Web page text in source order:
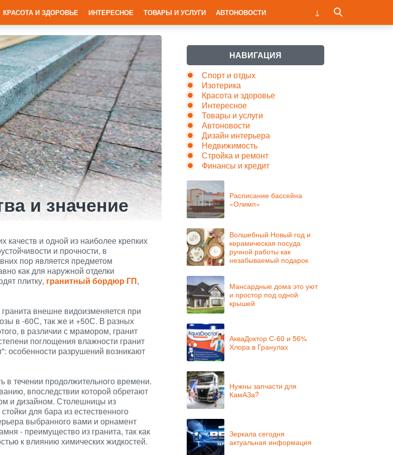
КРАСОТА И ЗДОРОВЬЕ ИНТЕРЕСНОЕ ТОВАРЫ И УСЛУГИ АВТОНОВОСТИ
и значение
качеств и одной из наиболее крепких
и прочности, в
пор является предметом
как для наружной отделки
плитку, гранитный бордюр ГП,
внешне видоизменяется при
в -60С, так же и +50С. В разных
в различии с мрамором, гранит
поглощения влажности гранит
особенности разрушений возникают
в течении продолжительного времени.
впоследствии которой обретают
и дизайном. Столешницы из
для бара из естественного
выбранного вами и орнамент
- преимущество из гранита, так как
к влиянию химических жидкостей.
НАВИГАЦИЯ
Спорт и отдых
Изотерика
Красота и здоровье
Интересное
Товары и услуги
Автоновости
Дизайн интерьера
Недвижимость
Стройка и ремонт
Финансы и кредит
Расписание бассейна
«Олимп»
Волшебный Новый год и
керамическая посуда
ручной работы как
незабываемый подарок
Мансардные дома это уют
и простор под одной
крышей
АкваДоктор С-60 и 56%
Хлора в Гранулах
Нужны запчасти для
КамАЗа?
Зеркала сегодня
актуальная информация